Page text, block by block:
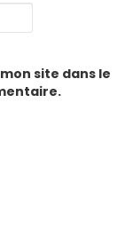
site dans le